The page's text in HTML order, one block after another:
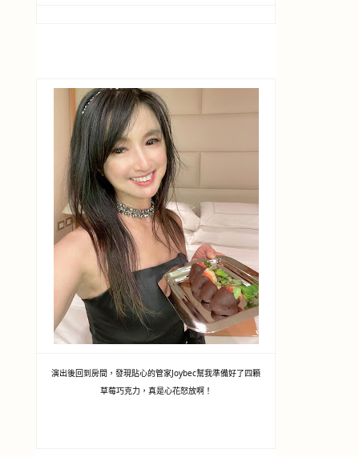
演出後回到房間，發現貼心的管家Joybec幫我準備好了四顆
草莓巧克力，真是心花怒放啊！